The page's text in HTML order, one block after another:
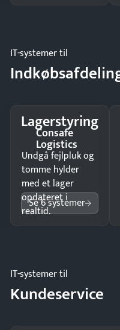
IT-systemer til
Lagerstyring
Consafe
Logistics
Undgå fejlpluk og
tomme hylder
med et lager
opdateret i
realtid.
Se 6 systemer
IT-systemer til
Kundeservice